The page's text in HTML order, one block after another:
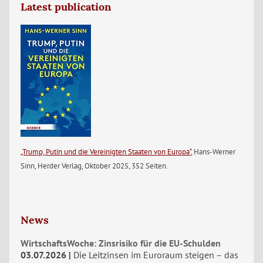
Latest publication
„Trump, Putin und die Vereinigten Staaten von Europa“, Hans-Werner
Sinn, Herder Verlag, Oktober 2025, 352 Seiten.
News
WirtschaftsWoche: Zinsrisiko für die EU-Schulden
03.07.2026
Die Leitzinsen im Euroraum steigen – das